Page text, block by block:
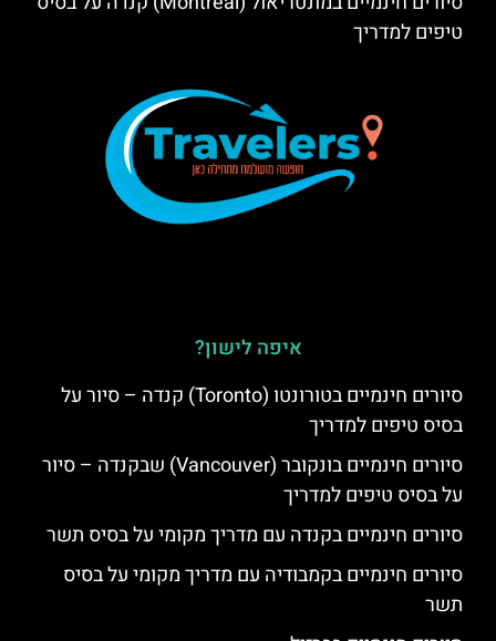
טיפים למדריך
איפה לישון?
סיורים חינמיים בטורונטו (Toronto) קנדה – סיור על
בסיס טיפים למדריך
סיורים חינמיים בונקובר (Vancouver) שבקנדה – סיור
על בסיס טיפים למדריך
סיורים חינמיים בקנדה עם מדריך מקומי על בסיס תשר
סיורים חינמיים בקמבודיה עם מדריך מקומי על בסיס
תשר